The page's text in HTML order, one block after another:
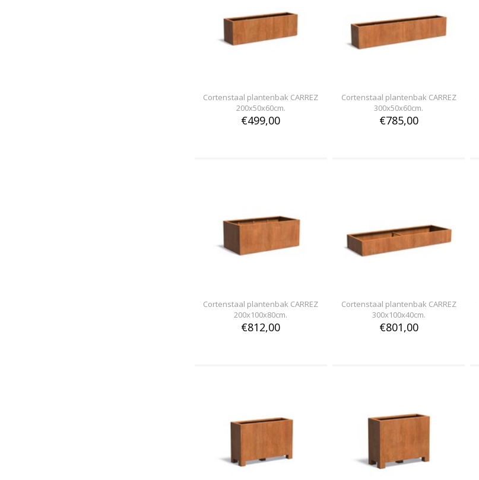
Cortenstaal plantenbak CARREZ
200x50x60cm.
€499,00
Cortenstaal plantenbak CARREZ
300x50x60cm.
€785,00
Cortenstaal plantenbak CARREZ
200x100x80cm.
€812,00
Cortenstaal plantenbak CARREZ
300x100x40cm.
€801,00